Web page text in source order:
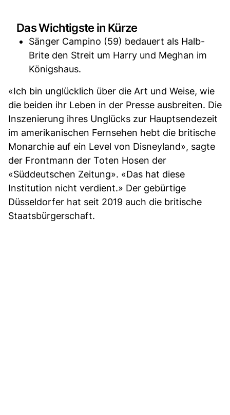
Das Wichtigste in Kürze
Sänger Campino (59) bedauert als Halb-
Brite den Streit um Harry und Meghan im
Königshaus.
«Ich bin unglücklich über die Art und Weise, wie
die beiden ihr Leben in der Presse ausbreiten. Die
Inszenierung ihres Unglücks zur Hauptsendezeit
im amerikanischen Fernsehen hebt die britische
Monarchie auf ein Level von Disneyland», sagte
der Frontmann der Toten Hosen der
«Süddeutschen Zeitung». «Das hat diese
Institution nicht verdient.» Der gebürtige
Düsseldorfer hat seit 2019 auch die britische
Staatsbürgerschaft.